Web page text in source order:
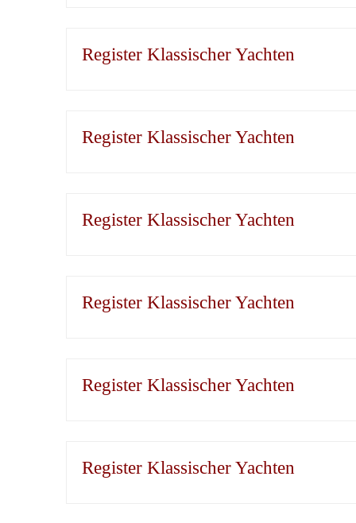
Register Klassischer Yachten
Register Klassischer Yachten
Register Klassischer Yachten
Register Klassischer Yachten
Register Klassischer Yachten
Register Klassischer Yachten